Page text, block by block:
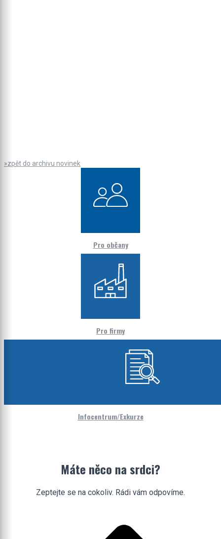
»zpět do archivu novinek
Pro občany
Pro firmy
Infocentrum/Exkurze
Máte něco na srdci?
Zeptejte se na cokoliv. Rádi vám odpovíme.